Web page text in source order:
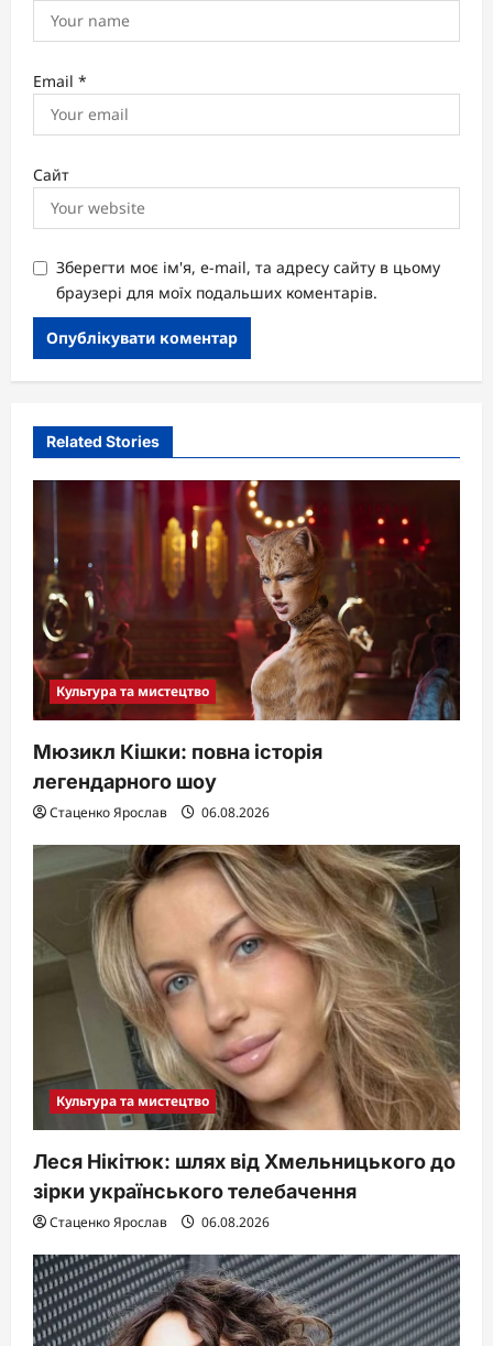
Email *
Сайт
Зберегти моє ім'я, e-mail, та адресу сайту в цьому
браузері для моїх подальших коментарів.
Related Stories
Культура та мистецтво
Мюзикл Кішки: повна історія
легендарного шоу
Стаценко Ярослав 06.08.2026
Культура та мистецтво
Леся Нікітюк: шлях від Хмельницького до
зірки українського телебачення
Стаценко Ярослав 06.08.2026